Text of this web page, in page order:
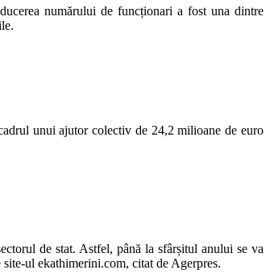
numărului de funcționari a fost una dintre
unui ajutor colectiv de 24,2 milioane de euro
de stat. Astfel, până la sfârșitul anului se va
ul ekathimerini.com, citat de Agerpres.